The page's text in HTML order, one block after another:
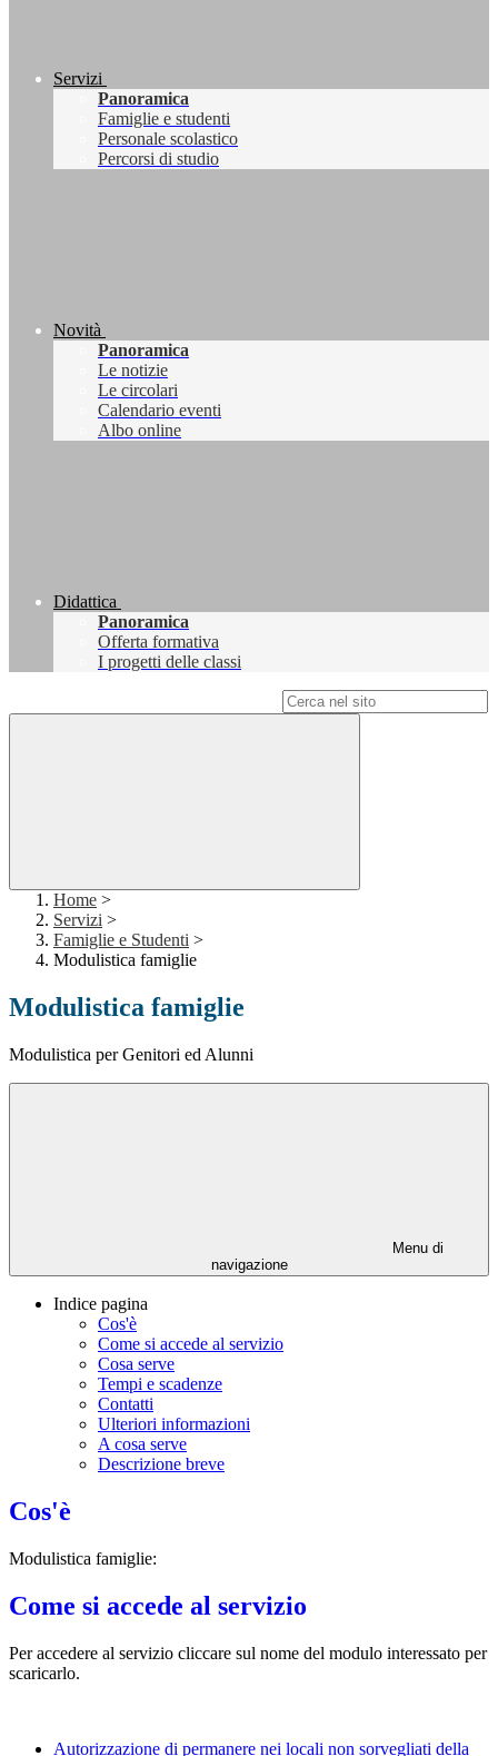
Servizi
Panoramica
Famiglie e studenti
Personale scolastico
Percorsi di studio
Novità
Panoramica
Le notizie
Le circolari
Calendario eventi
Albo online
Didattica
Panoramica
Offerta formativa
I progetti delle classi
Home >
Servizi >
Famiglie e Studenti >
Modulistica famiglie
Modulistica famiglie
Modulistica per Genitori ed Alunni
Menu di
navigazione
Indice pagina
Cos'è
Come si accede al servizio
Cosa serve
Tempi e scadenze
Contatti
Ulteriori informazioni
A cosa serve
Descrizione breve
Cos'è
Modulistica famiglie:
Come si accede al servizio
Per accedere al servizio cliccare sul nome del modulo interessato per
scaricarlo.
Autorizzazione di permanere nei locali non sorvegliati della